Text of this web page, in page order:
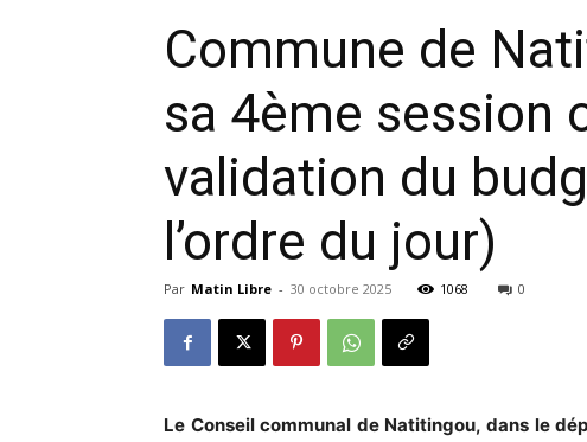
Commune de
sa 4ème session
validation du
l’ordre du jour)
Par Matin Libre - 30 octobre 2025 1068 0
Le Conseil communal de Natitingou, dans le